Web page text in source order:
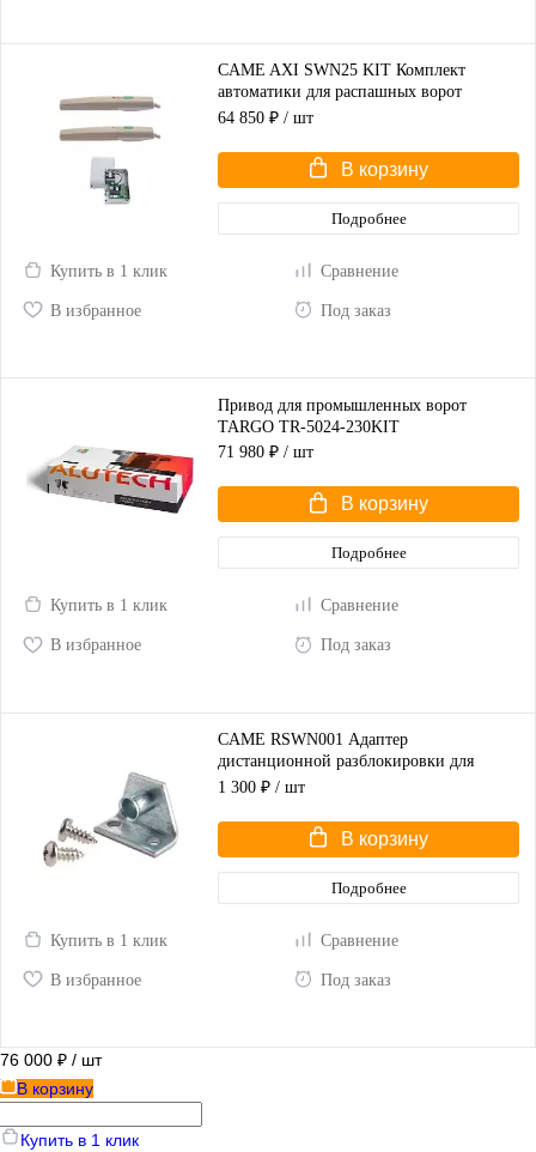
CAME AXI SWN25 KIT Комплект
автоматики для распашных ворот
(корпус серый)
64 850 ₽ / шт
В корзину
Подробнее
Купить в 1 клик Сравнение
В избранное Под заказ
Привод для промышленных ворот
TARGO TR-5024-230KIT
71 980 ₽ / шт
В корзину
Подробнее
Купить в 1 клик Сравнение
В избранное Под заказ
CAME RSWN001 Адаптер
дистанционной разблокировки для
распашных ворот
1 300 ₽ / шт
В корзину
Подробнее
Купить в 1 клик Сравнение
В избранное Под заказ
76 000 ₽ / шт
В корзину
Купить в 1 клик